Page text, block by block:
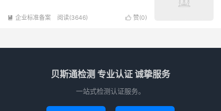
 赞(0)
 企业标准备案 阅读(3646)
贝斯通检测 专业认证 诚挚服务
一站式检测认证服务。